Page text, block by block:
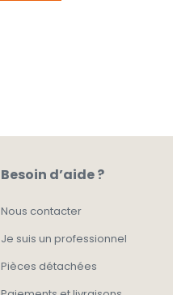
Besoin d’aide ?
Nous contacter
Je suis un professionnel
Pièces détachées